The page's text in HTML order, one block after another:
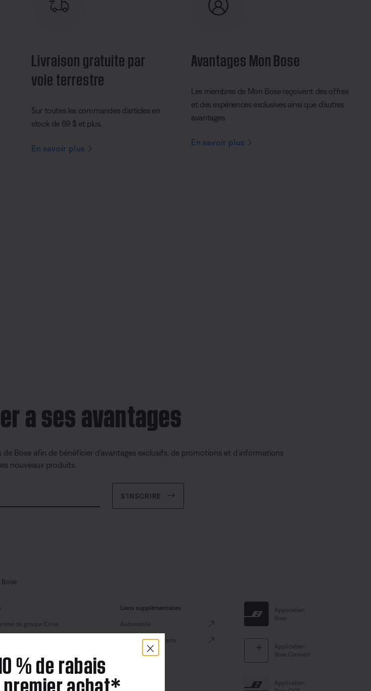
Livraison gratuite par
voie terrestre
Sur toutes les commandes d’articles en
stock de 69 $ et plus.
En savoir plus
Avantages Mon Bose
Les membres de Mon Bose reçoivent des offres
et des expériences exclusives ainsi que d’autres
avantages.
En savoir plus
a ses avantages
Bose afin de bénéficier d’avantages exclusifs, de promotions et d’informations
nouveaux produits.
S’INSCRIRE
de groupe ID.me
remis à neuf certifiés
Liens supplémentaires
Automobile
Portail des détaillants
Application
Bose
Application
Bose Connect
Application
×
% de rabais
achat*